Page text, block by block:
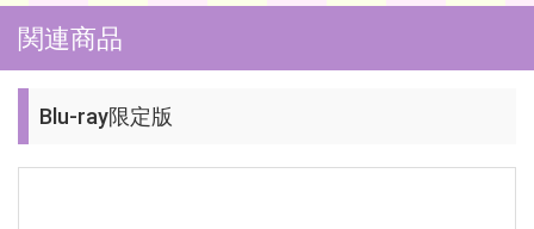
関連商品
Blu-ray限定版